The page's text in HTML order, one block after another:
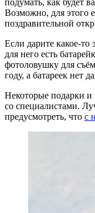
Возможно, для этого
поздравительной
Если дарите какое-то
для него есть
фотоловушку для
году, а батареек нет
Некоторые подарки
со специалистами.
предусмотреть, что с